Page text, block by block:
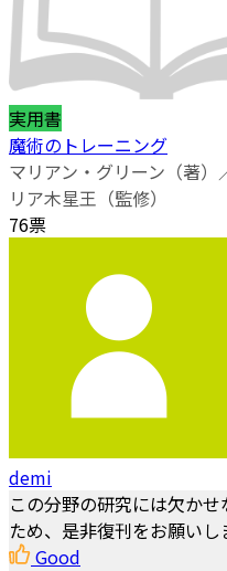
実用書
魔術のトレーニング
マリアン・グリーン（著
リア木星王（監修）
76票
demi
この分野の研究には欠か
ため、是非復刊をお願いし
Good